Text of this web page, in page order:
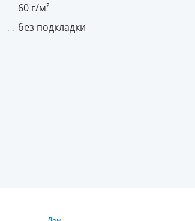
60 г/м²
без подкладки